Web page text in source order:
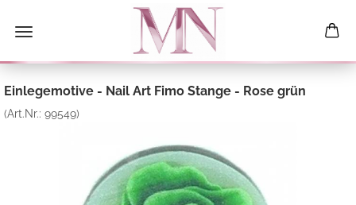
Einlegemotive - Nail Art Fimo Stange - Rose grün
(Art.Nr.: 99549)